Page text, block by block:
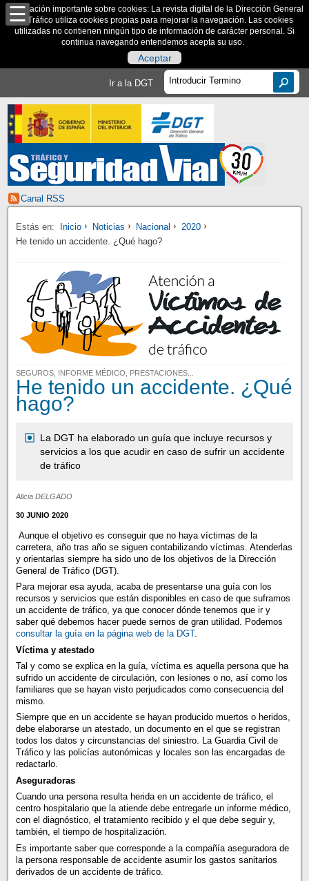
Información importante sobre cookies: La revista digital de la Dirección General
de Tráfico utiliza cookies propias para mejorar la navegación. Las cookies
utilizadas no contienen ningún tipo de información de carácter personal. Si
continua navegando entendemos acepta su uso.
Aceptar
Ir a la DGT
Canal RSS
Estás en: Inicio Noticias Nacional
2020
He tenido un accidente. ¿Qué hago?
SEGUROS, INFORME MÉDICO, PRESTACIONES...
He tenido un accidente. ¿Qué
hago?
La DGT ha elaborado un guía que incluye recursos y
servicios a los que acudir en caso de sufrir un accidente
de tráfico
Alicia DELGADO
30 JUNIO 2020
Aunque el objetivo es conseguir que no haya víctimas de la
carretera, año tras año se siguen contabilizando víctimas. Atenderlas
y orientarlas siempre ha sido uno de los objetivos de la Dirección
General de Tráfico (DGT).
Para mejorar esa ayuda, acaba de presentarse una guía con los
recursos y servicios que están disponibles en caso de que suframos
un accidente de tráfico, ya que conocer dónde tenemos que ir y
saber qué debemos hacer puede sernos de gran utilidad. Podemos
consultar la guía en la página web de la DGT.
Víctima y atestado
Tal y como se explica en la guía, víctima es aquella persona que ha
sufrido un accidente de circulación, con lesiones o no, así como los
familiares que se hayan visto perjudicados como consecuencia del
mismo.
Siempre que en un accidente se hayan producido muertos o heridos,
debe elaborarse un atestado, un documento en el que se registran
todos los datos y circunstancias del siniestro. La Guardia Civil de
Tráfico y las policías autonómicas y locales son las encargadas de
redactarlo.
Aseguradoras
Cuando una persona resulta herida en un accidente de tráfico, el
centro hospitalario que la atiende debe entregarle un informe médico,
con el diagnóstico, el tratamiento recibido y el que debe seguir y,
también, el tiempo de hospitalización.
Es importante saber que corresponde a la compañía aseguradora de
la persona responsable de accidente asumir los gastos sanitarios
derivados de un accidente de tráfico.